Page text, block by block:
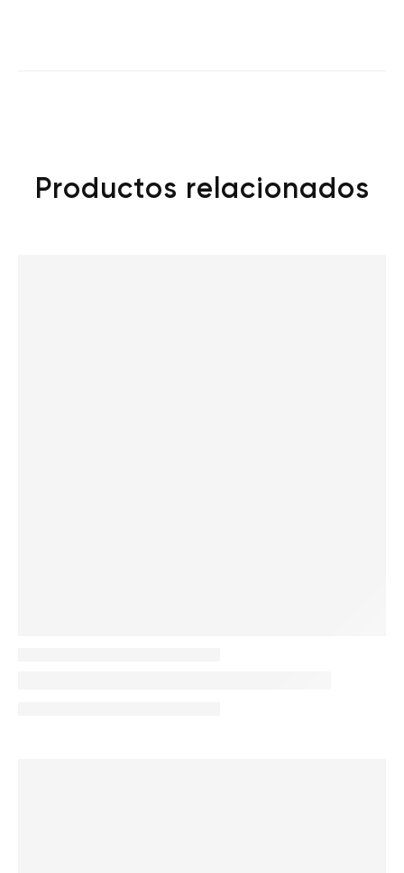
Productos relacionados